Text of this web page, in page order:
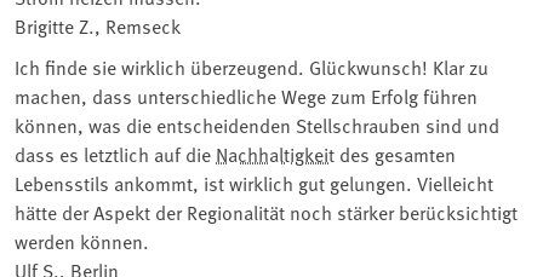
Brigitte Z., Remseck
Ich finde sie wirklich überzeugend. Glückwunsch! Klar zu
machen, dass unterschiedliche Wege zum Erfolg führen
können, was die entscheidenden Stellschrauben sind und
dass es letztlich auf die Nachhaltigkeit des gesamten
Lebensstils ankommt, ist wirklich gut gelungen. Vielleicht
hätte der Aspekt der Regionalität noch stärker berücksichtigt
werden können.
Ulf S., Berlin